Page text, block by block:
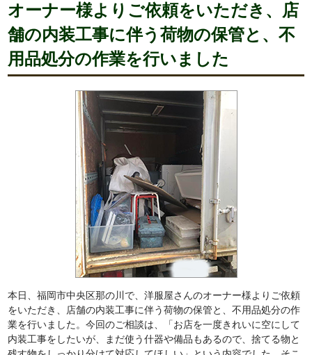
オーナー様よりご依頼をいただき、店
舗の内装工事に伴う荷物の保管と、不
用品処分の作業を行いました
本日、福岡市中央区那の川で、洋服屋さんのオーナー様よりご依頼
をいただき、店舗の内装工事に伴う荷物の保管と、不用品処分の作
業を行いました。今回のご相談は、「お店を一度きれいに空にして
内装工事をしたいが、まだ使う什器や備品もあるので、捨てる物と